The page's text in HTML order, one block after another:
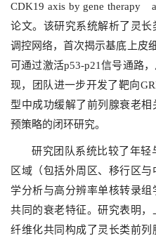
CDK19 axis by gene therapy
论文。该研究系统解析了灵
调控网络，首次揭示基底上皮
可通过激活p53-p21信号通路
现，团队进一步开发了靶向
型中成功缓解了前列腺衰老
预策略的闭环研究。
研究团队系统比较了年轻
区域（包括外周区、移行区
学分析与高分辨率单核转录
共同的衰老特征。研究表明
纤维化共同构成了灵长类前